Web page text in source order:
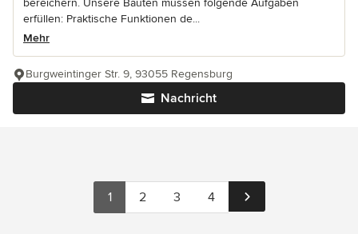
erfüllen: Praktische Funktionen de...
Mehr
Nachricht
Burgweintinger Str. 9, 93055 Regensburg
1 2 3 4